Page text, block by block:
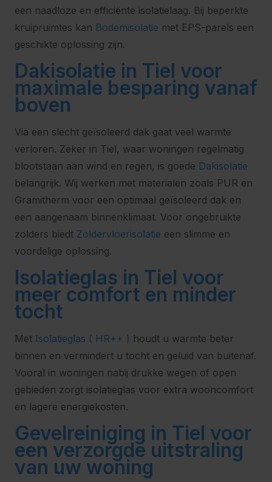
een naadloze en efficiënte isolatielaag. Bij beperkte
kruipruimtes kan Bodemisolatie met EPS-parels een
geschikte oplossing zijn.
Dakisolatie in Tiel voor
maximale besparing vanaf
boven
Via een slecht geïsoleerd dak gaat veel warmte
verloren. Zeker in Tiel, waar woningen regelmatig
blootstaan aan wind en regen, is goede Dakisolatie
belangrijk. Wij werken met materialen zoals PUR en
Gramitherm voor een optimaal geïsoleerd dak en
een aangenaam binnenklimaat. Voor ongebruikte
zolders biedt Zoldervloerisolatie een slimme en
voordelige oplossing.
Isolatieglas in Tiel voor
meer comfort en minder
tocht
Met Isolatieglas ( HR++ ) houdt u warmte beter
binnen en vermindert u tocht en geluid van buitenaf.
Vooral in woningen nabij drukke wegen of open
gebieden zorgt isolatieglas voor extra wooncomfort
en lagere energiekosten.
Gevelreiniging in Tiel voor
een verzorgde uitstraling
van uw woning